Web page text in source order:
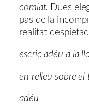
comiat. Dues
pas de la
realitat
escric adéu a la
en relleu sobre el
adéu